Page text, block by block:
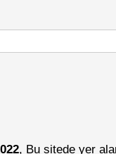
, Bu sitede yer